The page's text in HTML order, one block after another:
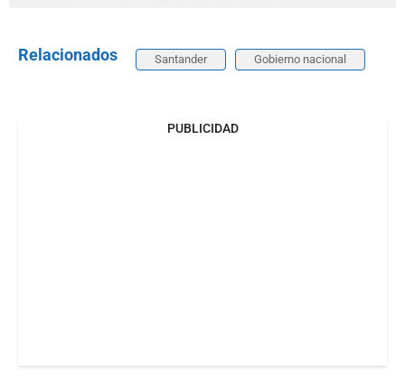
Relacionados Santander Gobierno nacional
PUBLICIDAD